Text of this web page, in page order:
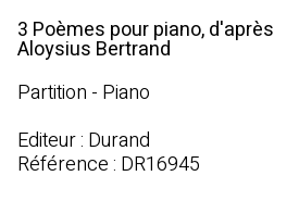
3 Poèmes pour piano, d'après
Aloysius Bertrand
Partition - Piano
Editeur : Durand
Référence : DR16945